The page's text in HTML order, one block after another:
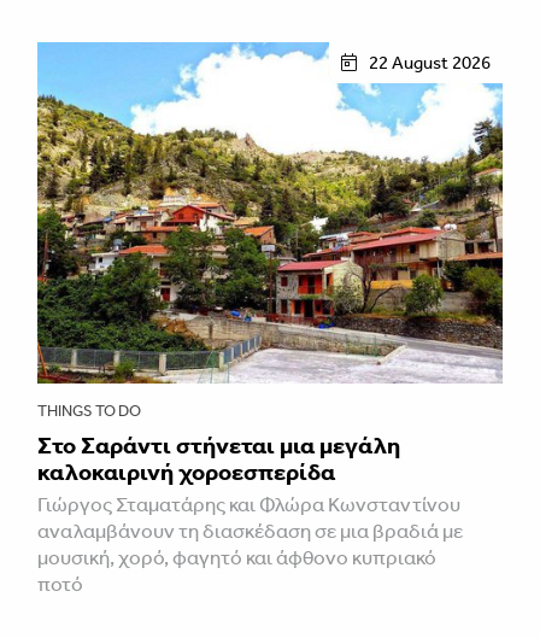
22 August 2026
THINGS TO DO
Στο Σαράντι στήνεται μια μεγάλη
καλοκαιρινή χοροεσπερίδα
Γιώργος Σταματάρης και Φλώρα Κωνσταντίνου
αναλαμβάνουν τη διασκέδαση σε μια βραδιά με
μουσική, χορό, φαγητό και άφθονο κυπριακό
ποτό